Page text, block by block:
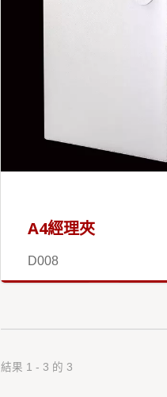
A4經理夾
D008
結果 1 - 3 的 3